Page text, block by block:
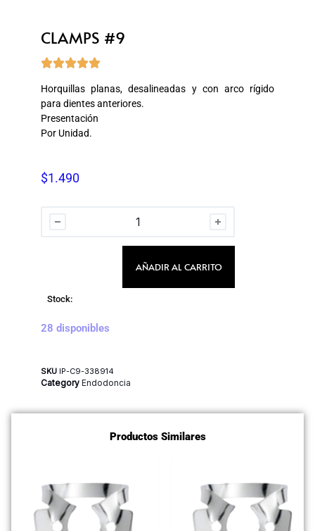
CLAMPS #9

Horquillas planas, desalineadas y con arco rígido
para dientes anteriores.
Presentación
Por Unidad.
$1.490
AÑADIR AL CARRITO
Stock:
28 disponibles
SKU IP-C9-338914
Category Endodoncia
Productos Similares